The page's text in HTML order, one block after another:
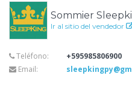
Sommier
Ir al sitio del vendedor
Teléfono:
+595985806900
Email: